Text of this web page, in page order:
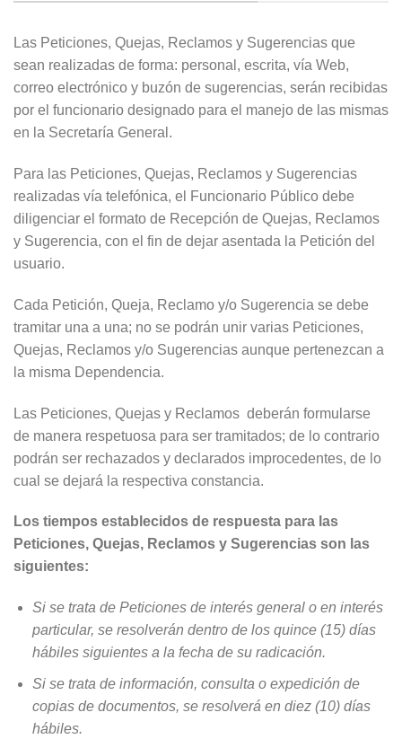
Las Peticiones, Quejas, Reclamos y Sugerencias que
sean realizadas de forma: personal, escrita, vía Web,
correo electrónico y buzón de sugerencias, serán recibidas
por el funcionario designado para el manejo de las mismas
en la Secretaría General.
Para las Peticiones, Quejas, Reclamos y Sugerencias
realizadas vía telefónica, el Funcionario Público debe
diligenciar el formato de Recepción de Quejas, Reclamos
y Sugerencia, con el fin de dejar asentada la Petición del
usuario.
Cada Petición, Queja, Reclamo y/o Sugerencia se debe
tramitar una a una; no se podrán unir varias Peticiones,
Quejas, Reclamos y/o Sugerencias aunque pertenezcan a
la misma Dependencia.
Las Peticiones, Quejas y Reclamos deberán formularse
de manera respetuosa para ser tramitados; de lo contrario
podrán ser rechazados y declarados improcedentes, de lo
cual se dejará la respectiva constancia.
Los tiempos establecidos de respuesta para las
Peticiones, Quejas, Reclamos y Sugerencias son las
siguientes:
Si se trata de Peticiones de interés general o en interés
particular, se resolverán dentro de los quince (15) días
hábiles siguientes a la fecha de su radicación.
Si se trata de información, consulta o expedición de
copias de documentos, se resolverá en diez (10) días
hábiles.